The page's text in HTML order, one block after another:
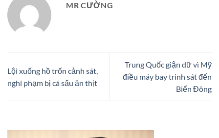
MR CƯỜNG
Lội xuống hồ trốn cảnh sát,
nghi phạm bị cá sấu ăn thịt
Trung Quốc giận dữ vì Mỹ
điều máy bay trinh sát đến
Biển Đông